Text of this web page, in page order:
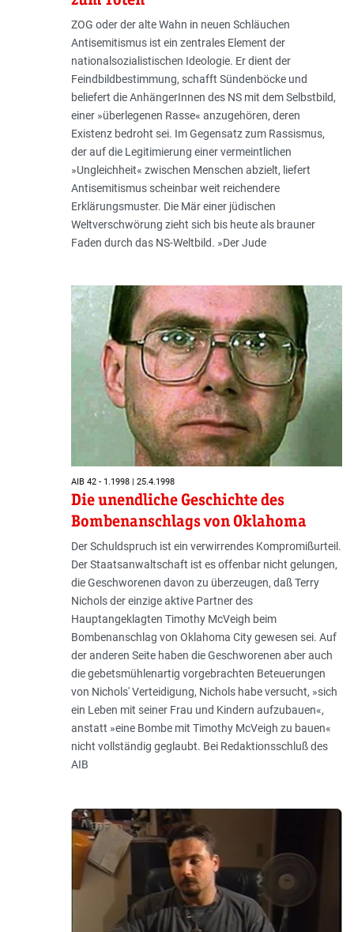
ZOG oder der alte Wahn in neuen Schläuchen
Antisemitismus ist ein zentrales Element der
nationalsozialistischen Ideologie. Er dient der
Feindbildbestimmung, schafft Sündenböcke und
beliefert die AnhängerInnen des NS mit dem Selbstbild,
einer »überlegenen Rasse« anzugehören, deren
Existenz bedroht sei. Im Gegensatz zum Rassismus,
der auf die Legitimierung einer vermeintlichen
»Ungleichheit« zwischen Menschen abzielt, liefert
Antisemitismus scheinbar weit reichendere
Erklärungsmuster. Die Mär einer jüdischen
Weltverschwörung zieht sich bis heute als brauner
Faden durch das NS-Weltbild. »Der Jude
AIB 42 - 1.1998 | 25.4.1998
Die unendliche Geschichte des
Bombenanschlags von Oklahoma
Der Schuldspruch ist ein verwirrendes Kompromißurteil.
Der Staatsanwaltschaft ist es offenbar nicht gelungen,
die Geschworenen davon zu überzeugen, daß Terry
Nichols der einzige aktive Partner des
Hauptangeklagten Timothy McVeigh beim
Bombenanschlag von Oklahoma City gewesen sei. Auf
der anderen Seite haben die Geschworenen aber auch
die gebetsmühlenartig vorgebrachten Beteuerungen
von Nichols' Verteidigung, Nichols habe versucht, »sich
ein Leben mit seiner Frau und Kindern aufzubauen«,
anstatt »eine Bombe mit Timothy McVeigh zu bauen«
nicht vollständig geglaubt. Bei Redaktionsschluß des
AIB